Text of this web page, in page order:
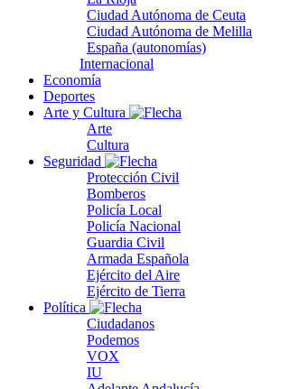
Ciudad Autónoma de Ceuta
Ciudad Autónoma de Melilla
España (autonomías)
Internacional
Economía
Deportes
Arte y Cultura
Arte
Cultura
Seguridad
Protección Civil
Bomberos
Policía Local
Policía Nacional
Guardia Civil
Armada Española
Ejército del Aire
Ejército de Tierra
Política
Ciudadanos
Podemos
VOX
IU